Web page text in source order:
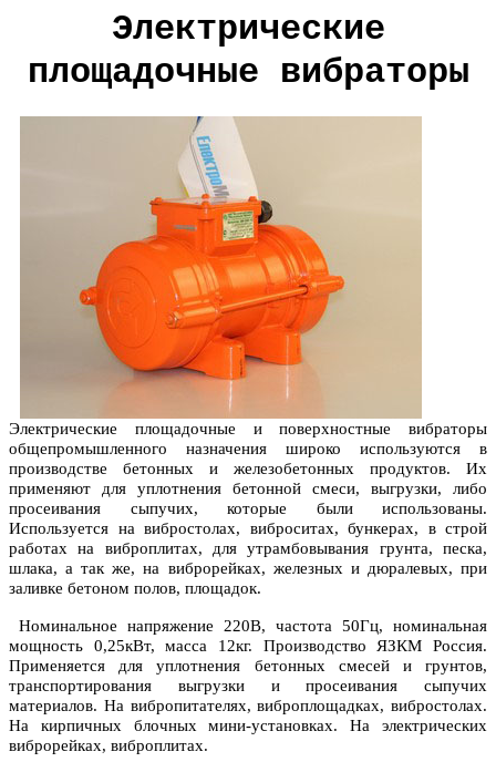
Электрические
площадочные вибраторы
Электрические площадочные и поверхностные вибраторы
общепромышленного назначения широко используются в
производстве бетонных и железобетонных продуктов. Их
применяют для уплотнения бетонной смеси, выгрузки, либо
просеивания сыпучих, которые были использованы.
Используется на вибростолах, виброситах, бункерах, в строй
работах на виброплитах, для утрамбовывания грунта, песка,
шлака, а так же, на виброрейках, железных и дюралевых, при
заливке бетоном полов, площадок.
Номинальное напряжение 220В, частота 50Гц, номинальная
мощность 0,25кВт, масса 12кг. Производство ЯЗКМ Россия.
Применяется для уплотнения бетонных смесей и грунтов,
транспортирования выгрузки и просеивания сыпучих
материалов. На вибропитателях, виброплощадках, вибростолах.
На кирпичных блочных мини-установках. На электрических
виброрейках, виброплитах.